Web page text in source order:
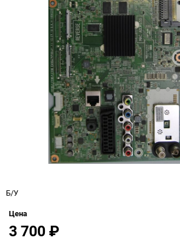
Б/У
Цена
3 700₽